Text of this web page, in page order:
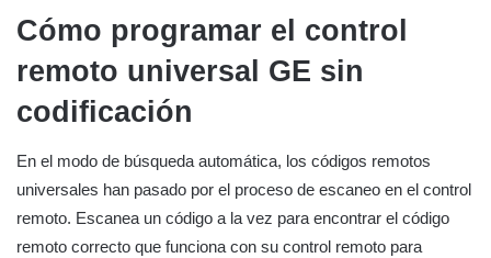
Cómo programar el control
remoto universal GE sin
codificación
En el modo de búsqueda automática, los códigos remotos
universales han pasado por el proceso de escaneo en el control
remoto. Escanea un código a la vez para encontrar el código
remoto correcto que funciona con su control remoto para